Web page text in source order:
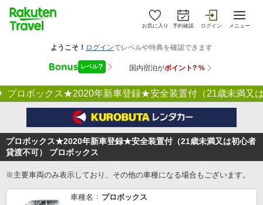
お気に入り 予約確認 ログイン メニュー
プロボックス★2020年新車登録★安全装置付（21歳未満又
プロボックス★2020年新車登録★安全装置付（21歳未満又は初心者
貸渡不可） プロボックス
※主要車両のみ表示しており、その他の車種になる場合もございます。
車種名
プロボックス